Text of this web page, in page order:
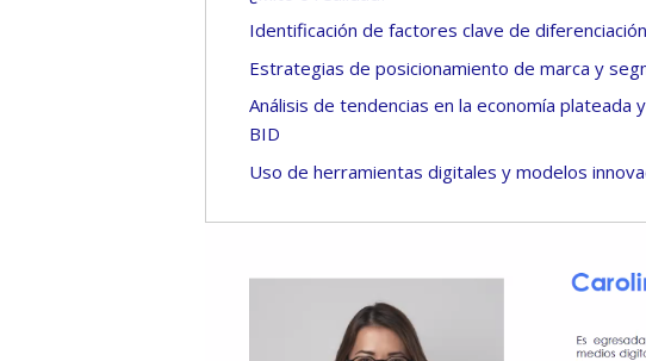
Identificación de factores clave de
Estrategias de posicionamiento de marca y
Análisis de tendencias en la economía
BID
Uso de herramientas digitales y modelos